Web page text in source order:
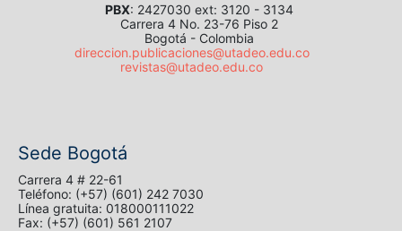
PBX: 2427030 ext: 3120 - 3134
Carrera 4 No. 23-76 Piso 2
Bogotá - Colombia
direccion.publicaciones@utadeo.edu.co
revistas@utadeo.edu.co
Sede Bogotá
Carrera 4 # 22-61
Teléfono: (+57) (601) 242 7030
Línea gratuita: 018000111022
Fax: (+57) (601) 561 2107